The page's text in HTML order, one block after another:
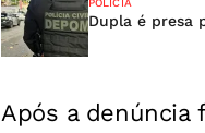
POLÍCIA
Dupla é presa
Após a denúncia